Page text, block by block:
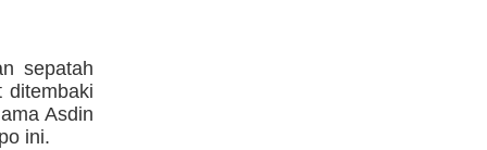
sepatah
ditembaki
Asdin
ini.